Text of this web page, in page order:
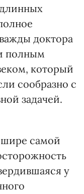
доктора
полным
который
сообразно с
задачей.
самой
у